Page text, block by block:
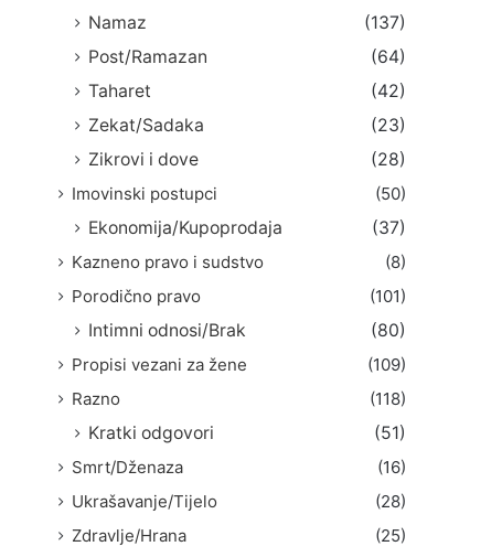
Namaz
(137)
Post/Ramazan
(64)
Taharet
(42)
Zekat/Sadaka
(23)
Zikrovi i dove
(28)
Imovinski postupci
(50)
Ekonomija/Kupoprodaja
(37)
Kazneno pravo i sudstvo
(8)
Porodično pravo
(101)
Intimni odnosi/Brak
(80)
Propisi vezani za žene
(109)
Razno
(118)
Kratki odgovori
(51)
Smrt/Dženaza
(16)
Ukrašavanje/Tijelo
(28)
Zdravlje/Hrana
(25)